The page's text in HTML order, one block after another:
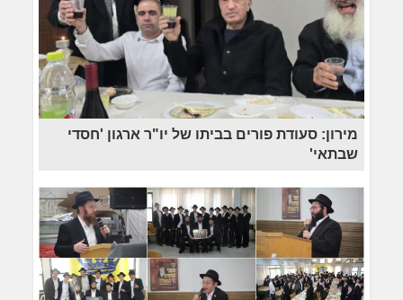
מירון: סעודת פורים בביתו של יו"ר ארגון 'חסדי
שבתאי'